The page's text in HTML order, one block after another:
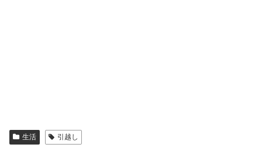
生活 引越し